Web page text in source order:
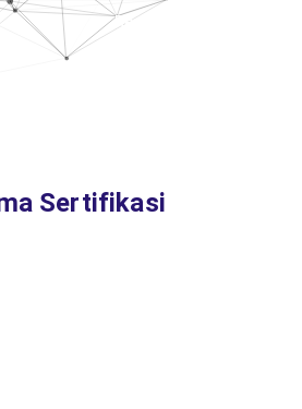
Read All Reviews
Sertifikasi